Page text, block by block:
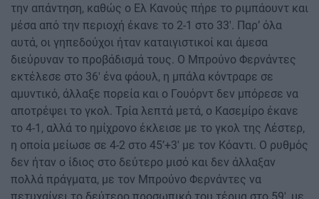
την απάντηση, καθώς ο Ελ Κανούς πήρε το ριμπάουντ και
μέσα από την περιοχή έκανε το 2-1 στο 33′. Παρ’ όλα
αυτά, οι γηπεδούχοι ήταν καταιγιστικοί και άμεσα
διεύρυναν το προβάδισμά τους. Ο Μπρούνο Φερνάντες
εκτέλεσε στο 36′ ένα φάουλ, η μπάλα κόντραρε σε
αμυντικό, άλλαξε πορεία και ο Γουόρντ δεν μπόρεσε να
αποτρέψει το γκολ. Τρία λεπτά μετά, ο Κασεμίρο έκανε
το 4-1, αλλά το ημίχρονο έκλεισε με το γκολ της Λέστερ,
η οποία μείωσε σε 4-2 στο 45’+3′ με τον Κόαντι. Ο ρυθμός
δεν ήταν ο ίδιος στο δεύτερο μισό και δεν άλλαξαν
πολλά πράγματα, με τον Μπρούνο Φερνάντες να
πετυχαίνει το δεύτερο προσωπικό του τέρμα στο 59′, με